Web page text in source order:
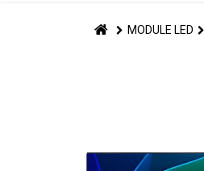
MODULE LED